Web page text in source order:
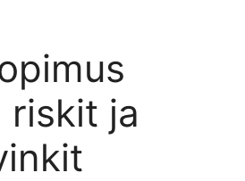
riskit ja